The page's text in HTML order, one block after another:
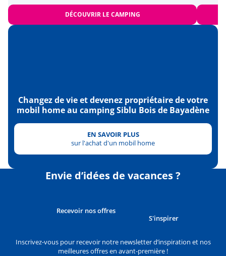
DÉCOUVRIR LE CAMPING
Changez de vie et devenez propriétaire de votre
mobil home au camping Siblu Bois de Bayadène
EN SAVOIR PLUS
sur l'achat d'un mobil home
Envie d’idées de vacances ?
Recevoir nos offres
S'inspirer
Inscrivez-vous pour recevoir notre newsletter d’inspiration et nos
meilleures offres en avant-première !